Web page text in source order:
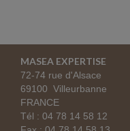
MASEA EXPERTISE
72-74 rue d'Alsace
69100 Villeurbanne
FRANCE
Tél : 04 78 14 58 12